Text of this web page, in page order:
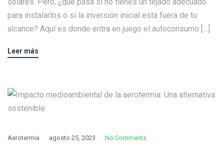
para instalarlos o si la inversión inicial está fuera de tu
alcance? Aquí es donde entra en juego el autoconsumo […]
Leer más
Aerotermia agosto 25, 2023 No Comments